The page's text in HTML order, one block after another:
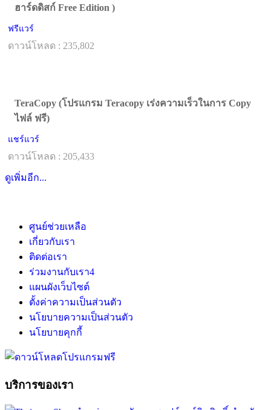
ฮาร์ดดิสก์ Free Edition )
ฟรีแวร์
ดาวน์โหลด : 235,802
TeraCopy (โปรแกรม Teracopy เร่งความเร็วในการ Copy
ไฟล์ ฟรี)
แชร์แวร์
ดาวน์โหลด : 205,433
ดูเพิ่มอีก...
ศูนย์ช่วยเหลือ
เกี่ยวกับเรา
ติดต่อเรา
ร่วมงานกับเรา4
แผนผังเว็บไซต์
ตั้งค่าความเป็นส่วนตัว
นโยบายความเป็นส่วนตัว
นโยบายคุกกี้
บริการของเรา